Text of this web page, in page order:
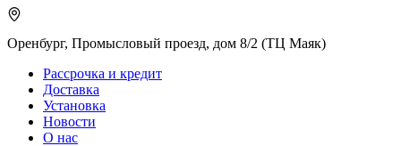
Оренбург, Промысловый проезд, дом 8/2 (ТЦ Маяк)
Рассрочка и кредит
Доставка
Установка
Новости
О нас